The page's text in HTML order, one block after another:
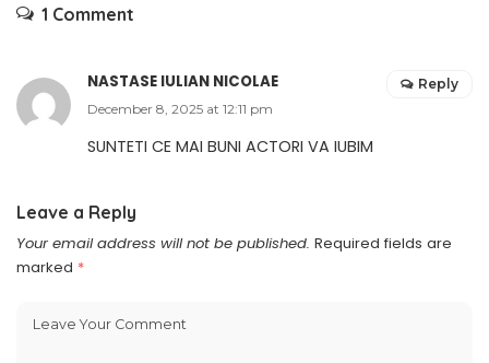
1 Comment
NASTASE IULIAN NICOLAE
December 8, 2025 at 12:11 pm
SUNTETI CE MAI BUNI ACTORI VA IUBIM
Reply
Leave a Reply
Your email address will not be published. Required fields are
marked *